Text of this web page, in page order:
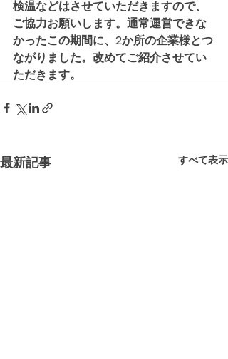
検温などはさせていただきますので、
ご協力お願いします。通常運営できな
かったこの期間に、2か所の企業様とつ
ながりました。改めてご紹介させてい
ただきます。
最新記事 すべて表示